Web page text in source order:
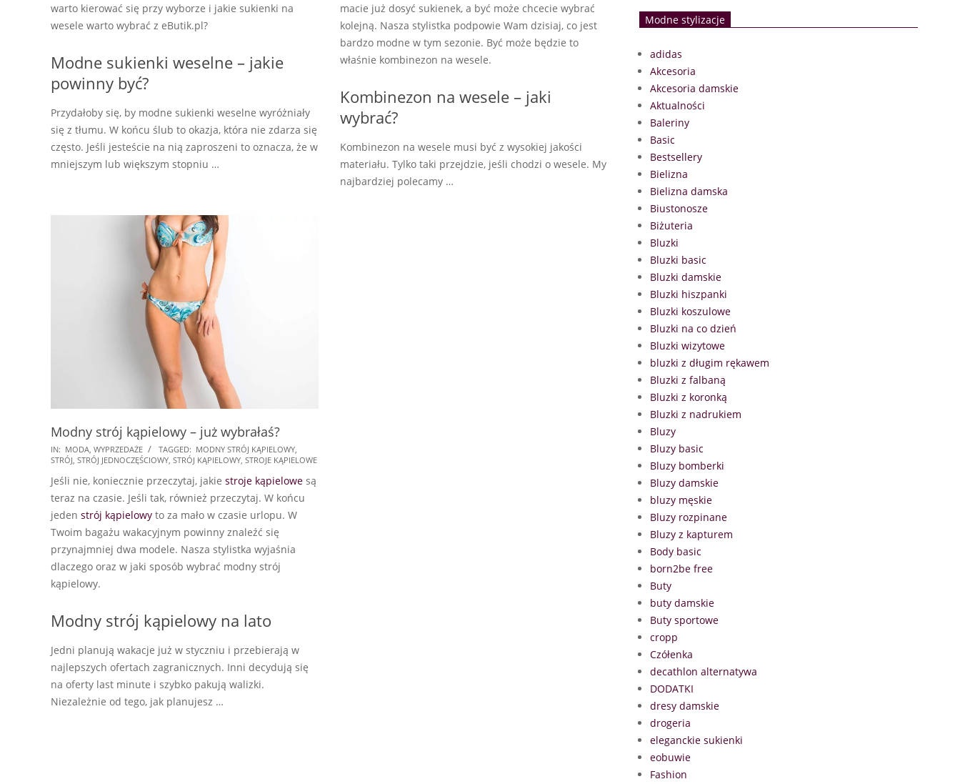
warto kierować się przy wyborze i jakie sukienki na
wesele warto wybrać z eButik.pl?
Modne sukienki weselne – jakie
powinny być?
Przydałoby się, by modne sukienki weselne wyróżniały
się z tłumu. W końcu ślub to okazja, która nie zdarza się
często. Jeśli jesteście na nią zaproszeni to oznacza, że w
mniejszym lub większym stopniu …
macie już dosyć sukienek, a być może chcecie wybrać
kolejną. Nasza stylistka podpowie Wam dzisiaj, co jest
bardzo modne w tym sezonie. Być może będzie to
właśnie kombinezon na wesele.
Kombinezon na wesele – jaki
wybrać?
Kombinezon na wesele musi być z wysokiej jakości
materiału. Tylko taki przejdzie, jeśli chodzi o wesele. My
najbardziej polecamy …
Modny strój kąpielowy – już wybrałaś?
2018-
07-
07
IN: MODA, WYPRZEDAŻE TAGGED: MODNY STRÓJ KĄPIELOWY,
STRÓJ, STRÓJ JEDNOCZĘŚCIOWY, STRÓJ KĄPIELOWY, STROJE KĄPIELOWE
Jeśli nie, koniecznie przeczytaj, jakie stroje kąpielowe są
teraz na czasie. Jeśli tak, również przeczytaj. W końcu
jeden strój kąpielowy to za mało w czasie urlopu. W
Twoim bagażu wakacyjnym powinny znaleźć się
przynajmniej dwa modele. Nasza stylistka wyjaśnia
dlaczego oraz w jaki sposób wybrać modny strój
kąpielowy.
Modny strój kąpielowy na lato
Jedni planują wakacje już w styczniu i przebierają w
najlepszych ofertach zagranicznych. Inni decydują się
na oferty last minute i szybko pakują walizki.
Niezależnie od tego, jak planujesz …
Modne stylizacje
adidas
Akcesoria
Akcesoria damskie
Aktualności
Baleriny
Basic
Bestsellery
Bielizna
Bielizna damska
Biustonosze
Biżuteria
Bluzki
Bluzki basic
Bluzki damskie
Bluzki hiszpanki
Bluzki koszulowe
Bluzki na co dzień
Bluzki wizytowe
bluzki z długim rękawem
Bluzki z falbaną
Bluzki z koronką
Bluzki z nadrukiem
Bluzy
Bluzy basic
Bluzy bomberki
Bluzy damskie
bluzy męskie
Bluzy rozpinane
Bluzy z kapturem
Body basic
born2be free
Buty
buty damskie
Buty sportowe
cropp
Czółenka
decathlon alternatywa
DODATKI
dresy damskie
drogeria
eleganckie sukienki
eobuwie
Fashion